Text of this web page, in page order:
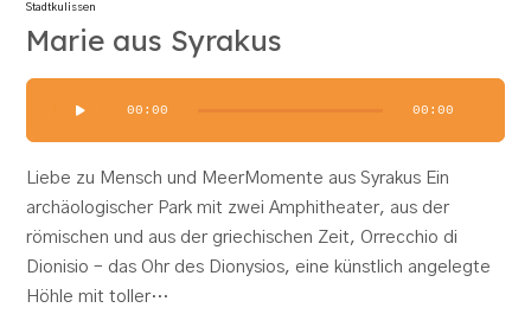
Stadtkulissen
Marie aus Syrakus
00:00 00:00
Liebe zu Mensch und MeerMomente aus Syrakus Ein
archäologischer Park mit zwei Amphitheater, aus der
römischen und aus der griechischen Zeit, Orrecchio di
Dionisio – das Ohr des Dionysios, eine künstlich angelegte
Höhle mit toller…